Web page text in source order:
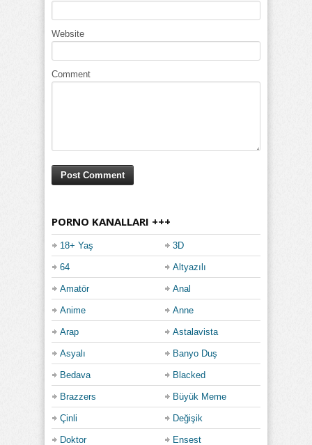
Website
Comment
PORNO KANALLARI +++
18+ Yaş 3D
64 Altyazılı
Amatör Anal
Anime Anne
Arap Astalavista
Asyalı Banyo Duş
Bedava Blacked
Brazzers Büyük Meme
Çinli Değişik
Doktor Ensest